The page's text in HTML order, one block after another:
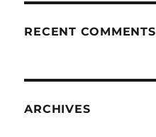
RECENT COMMENTS
ARCHIVES